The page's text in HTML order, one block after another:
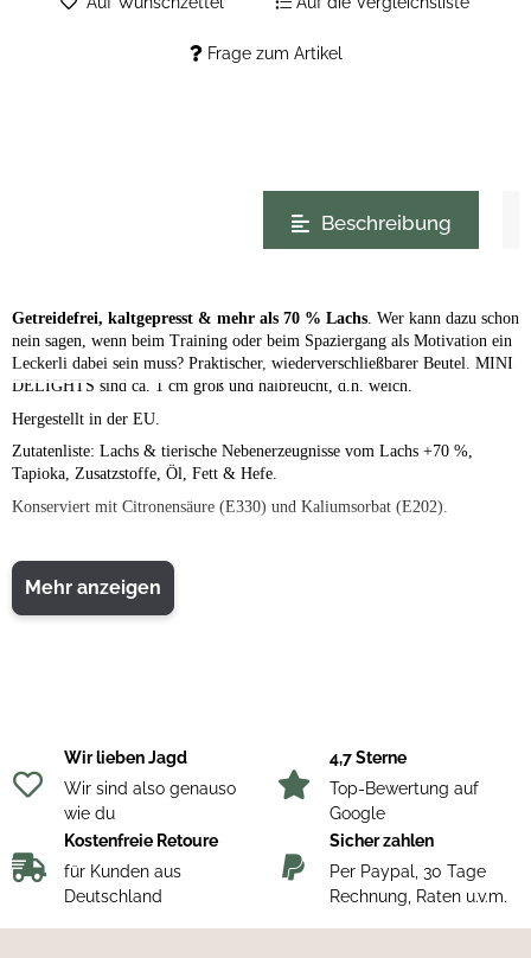
Frage zum Artikel
Beschreibung
Getreidefrei, kaltgepresst & mehr als 70 % Lachs . Wer kann dazu schon
nein sagen, wenn beim Training oder beim Spaziergang als Motivation ein
Leckerli dabei sein muss? Praktischer, wiederverschließbarer Beutel. MINI
DELIGHTS sind ca. 1 cm groß und halbfeucht, d.h. weich.
Hergestellt in der EU.
Zutatenliste: Lachs & tierische Nebenerzeugnisse vom Lachs +70 %,
Tapioka, Zusatzstoffe, Öl, Fett & Hefe.
Konserviert mit Citronensäure (E330) und Kaliumsorbat (E202).
Mehr anzeigen
Wir lieben Jagd
Wir sind also genauso
wie du
4,7 Sterne
Top-Bewertung auf
Google
Kostenfreie Retoure
für Kunden aus
Deutschland
Sicher zahlen
Per Paypal, 30 Tage
Rechnung, Raten u.v.m.